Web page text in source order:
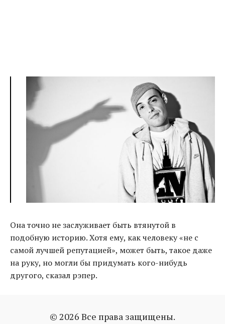
Она точно не заслуживает быть втянутой в
подобную историю. Хотя ему, как человеку «не с
самой лучшей репутацией», может быть, такое даже
на руку, но могли бы придумать кого-нибудь
другого, сказал рэпер.
кети топурии отар кушанашвили
© 2026 Все права защищены.